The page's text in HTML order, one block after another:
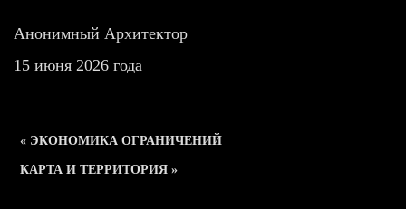
Анонимный Архитектор
15 июня 2026 года
« ЭКОНОМИКА ОГРАНИЧЕНИЙ
КАРТА И ТЕРРИТОРИЯ »